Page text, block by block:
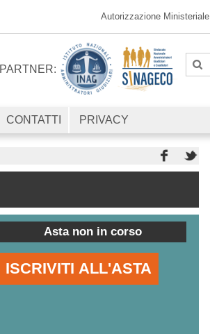
Autorizzazione Ministeriale
PARTNER:
CONTATTI PRIVACY
Asta non in corso